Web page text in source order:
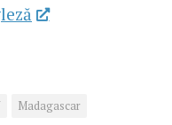
Madagascar